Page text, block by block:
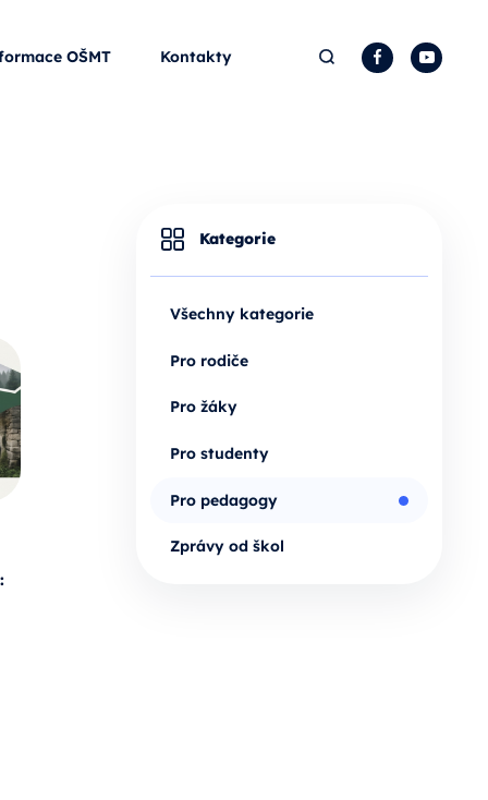
OŠMT Kontakty Hledat Facebook
Kategorie
Všechny kategorie
Pro rodiče
Pro žáky
Pro studenty
Pro pedagogy
Zprávy od škol